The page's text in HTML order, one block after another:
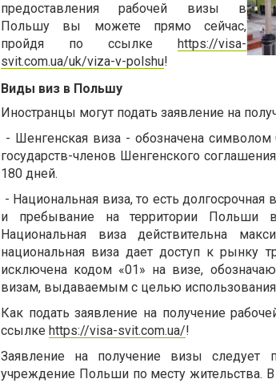
предоставления рабочей визы в
Польшу вы можете прямо сейчас,
пройдя по ссылке https://visa-
svit.com.ua/uk/viza-v-polshu!
Виды виз в Польшу
Иностранцы могут подать заявление на
- Шенгенская виза - обозначена
государств-членов Шенгенского
180 дней.
- Национальная виза, то есть
и пребывание на территории Польши
Национальная виза действительна
национальная виза дает доступ к рынку
исключена кодом «01» на визе,
визам, выдаваемым с целью
Как подать заявление на получение
ссылке https://visa-svit.com.ua/!
Заявление на получение визы следует
учреждение Польши по месту жительства.